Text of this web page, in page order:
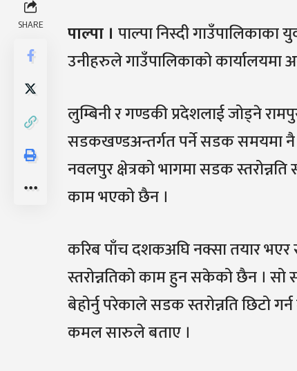
SHARE पाल्पा । पाल्पा निस्दी
उनीहरुले गाउँपालिकाको कार्यालयमा
लुम्बिनी र गण्डकी प्रदेशलाई जोड्ने
सडकखण्डअन्तर्गत पर्ने सडक समयमा नै
नवलपुर क्षेत्रको भागमा सडक
काम भएको छैन ।
करिब पाँच दशकअघि नक्सा तयार
स्तरोन्नतिको काम हुन सकेको छैन । सो
बेहोर्नु परेकाले सडक स्तरोन्नति छिटो
कमल सारुले बताए ।